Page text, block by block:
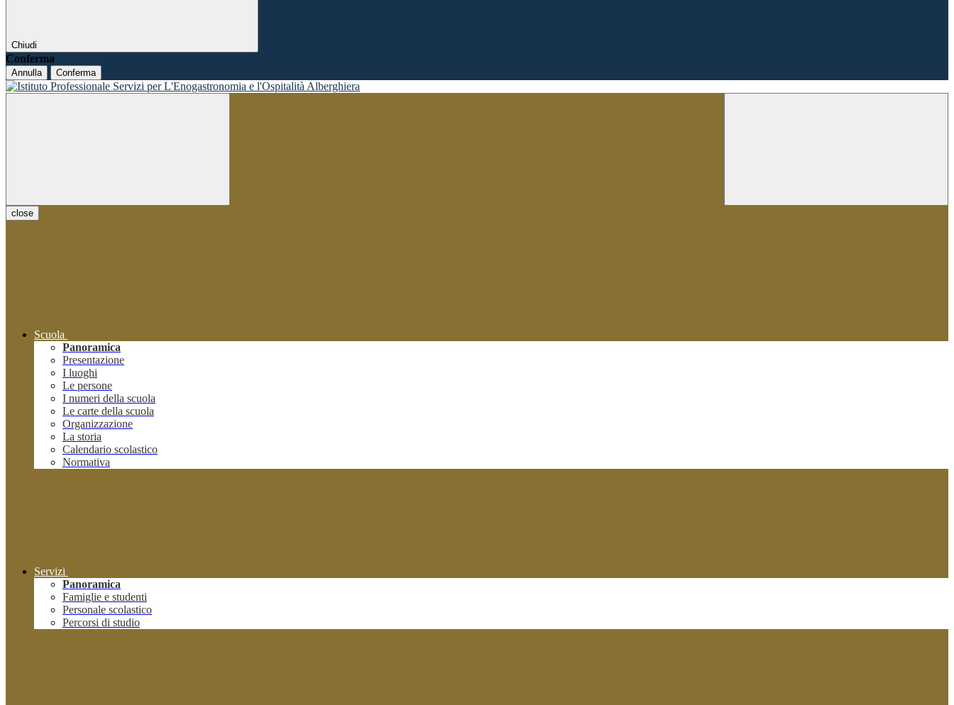
Chiudi
Conferma
Annulla Conferma
close
Scuola
Panoramica
Presentazione
I luoghi
Le persone
I numeri della scuola
Le carte della scuola
Organizzazione
La storia
Calendario scolastico
Normativa
Servizi
Panoramica
Famiglie e studenti
Personale scolastico
Percorsi di studio